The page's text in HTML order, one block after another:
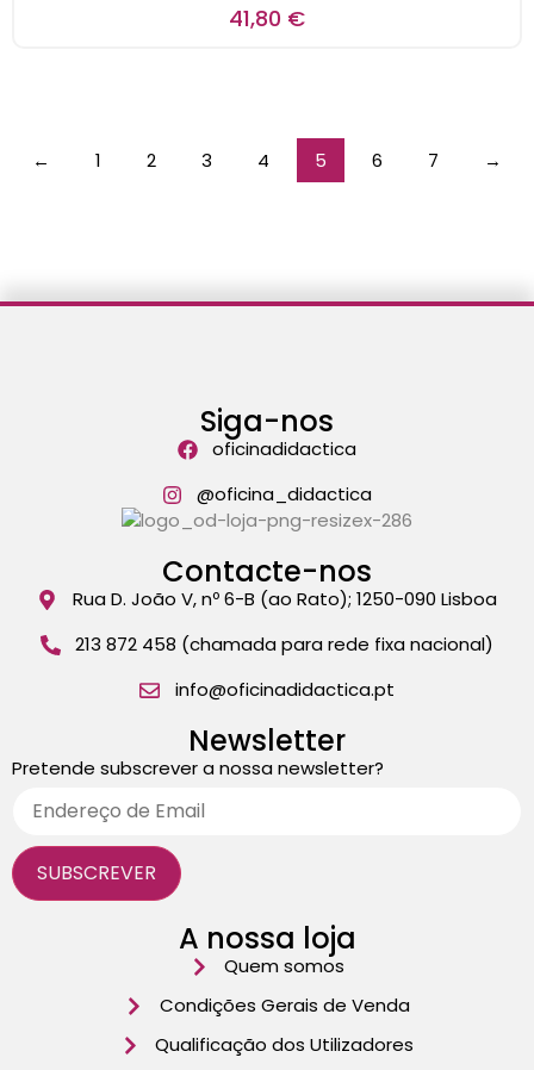
41,80 €
← 1 2 3 4 5 6 7 →
Siga-nos
oficinadidactica
@oficina_didactica
Contacte-nos
Rua D. João V, nº 6-B (ao Rato); 1250-090 Lisboa
213 872 458 (chamada para rede fixa nacional)
info@oficinadidactica.pt
Newsletter
Pretende subscrever a nossa newsletter?
A nossa loja
Quem somos
Condições Gerais de Venda
Qualificação dos Utilizadores